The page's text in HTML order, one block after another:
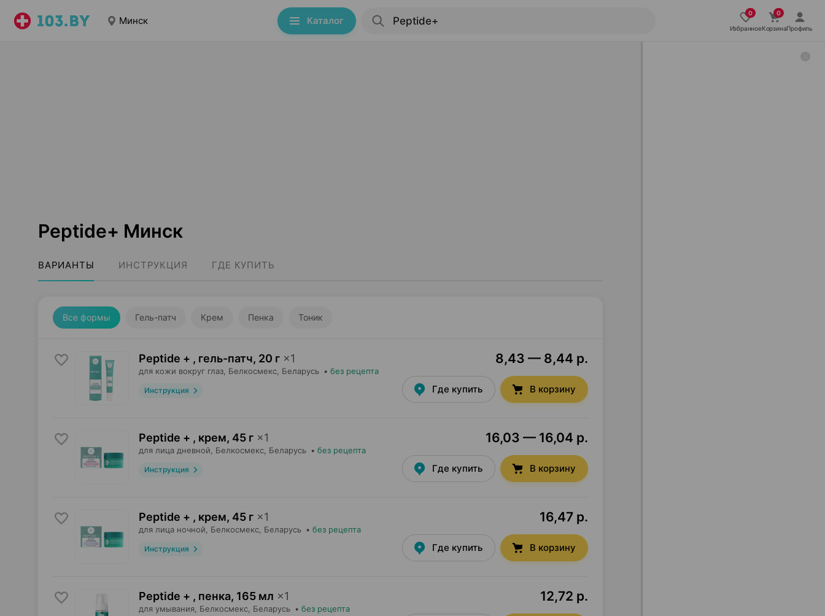
Минск Каталог
ИзбранноеКорзинаПрофиль
Peptide+ Минск
ВАРИАНТЫ ИНСТРУКЦИЯ ГДЕ КУПИТЬ
Все формы Гель-патч Крем Пенка Тоник
Peptide + , гель-патч, 20 г ×1
для кожи вокруг глаз, Белкосмекс , Беларусь • без рецепта
Инструкция
8,43 — 8,44 р.
Где купить В корзину
Peptide + , крем, 45 г ×1
для лица дневной, Белкосмекс , Беларусь • без рецепта
Инструкция
16,03 — 16,04 р.
Где купить В корзину
Peptide + , крем, 45 г ×1
для лица ночной, Белкосмекс , Беларусь • без рецепта
Инструкция
16,47 р.
Где купить В корзину
Peptide + , пенка, 165 мл ×1
для умывания, Белкосмекс , Беларусь • без рецепта
12,72 р.